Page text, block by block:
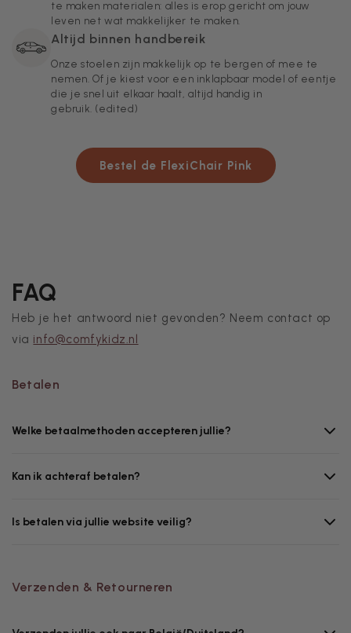
te maken materialen: alles is erop gericht om jouw
leven net wat makkelijker te maken.
Altijd binnen handbereik
Onze stoelen zijn makkelijk op te bergen of mee te
nemen. Of je kiest voor een inklapbaar model of eentje
die je snel uit elkaar haalt, altijd handig in
gebruik. (edited)
Bestel de FlexiChair Pink
FAQ
Heb je het antwoord niet gevonden? Neem contact op
via info@comfykidz.nl
Betalen
Welke betaalmethoden accepteren jullie?
Kan ik achteraf betalen?
Is betalen via jullie website veilig?
Verzenden & Retourneren